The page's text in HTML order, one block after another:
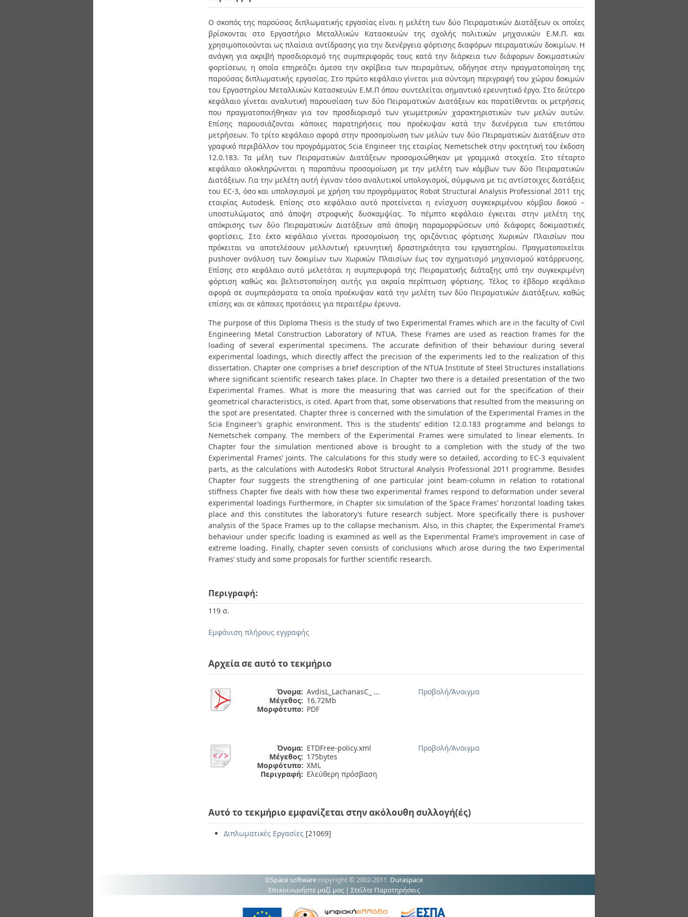
Ο σκοπός της παρούσας διπλωματικής εργασίας είναι η μελέτη των δύο Πειραματικών Διατάξεων οι οποίες
βρίσκονται στο Εργαστήριο Μεταλλικών Κατασκευών της σχολής πολιτικών μηχανικών Ε.Μ.Π. και
χρησιμοποιούνται ως πλαίσια αντίδρασης για την διενέργεια φόρτισης διαφόρων πειραματικών δοκιμίων. Η
ανάγκη για ακριβή προσδιορισμό της συμπεριφοράς τους κατά την διάρκεια των διάφορων δοκιμαστικών
φορτίσεων, η οποία επηρεάζει άμεσα την ακρίβεια των πειραμάτων, οδήγησε στην πραγματοποίηση της
παρούσας διπλωματικής εργασίας. Στο πρώτο κεφάλαιο γίνεται μια σύντομη περιγραφή του χώρου δοκιμών
του Εργαστηρίου Μεταλλικών Κατασκευών Ε.Μ.Π όπου συντελείται σημαντικό ερευνητικό έργο. Στο δεύτερο
κεφάλαιο γίνεται αναλυτική παρουσίαση των δύο Πειραματικών Διατάξεων και παρατίθενται οι μετρήσεις
που πραγματοποιήθηκαν για τον προσδιορισμό των γεωμετρικών χαρακτηριστικών των μελών αυτών.
Επίσης παρουσιάζονται κάποιες παρατηρήσεις που προέκυψαν κατά την διενέργεια των επιτόπου
μετρήσεων. Το τρίτο κεφάλαιο αφορά στην προσομοίωση των μελών των δύο Πειραματικών Διατάξεων στο
γραφικό περιβάλλον του προγράμματος Scia Engineer της εταιρίας Nemetschek στην φοιτητική του έκδοση
12.0.183. Τα μέλη των Πειραματικών Διατάξεων προσομοιώθηκαν με γραμμικά στοιχεία. Στο τέταρτο
κεφάλαιο ολοκληρώνεται η παραπάνω προσομοίωση με την μελέτη των κόμβων των δύο Πειραματικών
Διατάξεων. Για την μελέτη αυτή έγιναν τόσο αναλυτικοί υπολογισμoί, σύμφωνα με τις αντίστοιχες διατάξεις
του EC-3, όσο και υπολογισμοί με χρήση του προγράμματος Robot Structural Analysis Professional 2011 της
εταιρίας Autodesk. Επίσης στο κεφάλαιο αυτό προτείνεται η ενίσχυση συγκεκριμένου κόμβου δοκού –
υποστυλώματος από άποψη στροφικής δυσκαμψίας. Το πέμπτο κεφάλαιο έγκειται στην μελέτη της
απόκρισης των δύο Πειραματικών Διατάξεων από άποψη παραμορφώσεων υπό διάφορες δοκιμαστικές
φορτίσεις. Στο έκτο κεφάλαιο γίνεται προσομοίωση της οριζόντιας φόρτισης Χωρικών Πλαισίων που
πρόκειται να αποτελέσουν μελλοντική ερευνητική δραστηριότητα του εργαστηρίου. Πραγματοποιείται
pushover ανάλυση των δοκιμίων των Χωρικών Πλαισίων έως τον σχηματισμό μηχανισμού κατάρρευσης.
Επίσης στο κεφάλαιο αυτό μελετάται η συμπεριφορά της Πειραματικής διάταξης υπό την συγκεκριμένη
φόρτιση καθώς και βελτιστοποίηση αυτής για ακραία περίπτωση φόρτισης. Τέλος το έβδομο κεφάλαιο
αφορά σε συμπεράσματα τα οποία προέκυψαν κατά την μελέτη των δύο Πειραματικών Διατάξεων, καθώς
επίσης και σε κάποιες προτάσεις για περαιτέρω έρευνα.
The purpose of this Diploma Thesis is the study of two Experimental Frames which are in the faculty of Civil
Engineering Metal Construction Laboratory of NTUΑ. These Frames are used as reaction frames for the
loading of several experimental specimens. The accurate definition of their behaviour during several
experimental loadings, which directly affect the precision of the experiments led to the realization of this
dissertation. Chapter one comprises a brief description of the NTUΑ Ιnstitute of Steel Structures installations
where significant scientific research takes place. In Chapter two there is a detailed presentation of the two
Experimental Frames. What is more the measuring that was carried out for the specification of their
geometrical characteristics, is cited. Apart from that, some observations that resulted from the measuring on
the spot are presentated. Chapter three is concerned with the simulation of the Experimental Frames in the
Scia Engineer’s graphic environment. This is the students’ edition 12.0.183 programme and belongs to
Nemetschek company. The members of the Experimental Frames were simulated to linear elements. In
Chapter four the simulation mentioned above is brought to a completion with the study of the two
Experimental Frames’ joints. The calculations for this study were so detailed, according to EC-3 equivalent
parts, as the calculations with Autodesk’s Robot Structural Analysis Professional 2011 programme. Besides
Chapter four suggests the strengthening of one particular joint beam-column in relation to rotational
stiffness Chapter five deals with how these two experimental frames respond to deformation under several
experimental loadings Furthermore, in Chapter six simulation of the Space Frames’ horizontal loading takes
place and this constitutes the laboratory’s future research subject. More specifically there is pushover
analysis of the Space Frames up to the collapse mechanism. Also, in this chapter, the Experimental Frame’s
behaviour under specific loading is examined as well as the Experimental Frame’s improvement in case of
extreme loading. Finally, chapter seven consists of conclusions which arose during the two Experimental
Frames’ study and some proposals for further scientific research.
Περιγραφή:
119 σ.
Εμφάνιση πλήρους εγγραφής
Αρχεία σε αυτό το τεκμήριο
Όνομα: AvdisL_LachanasC_ ...
Μέγεθος: 16.72Mb
Μορφότυπο: PDF
Προβολή/Άνοιγμα
Όνομα: ETDFree-policy.xml
Μέγεθος: 175bytes
Μορφότυπο: XML
Περιγραφή: Ελεύθερη πρόσβαση
Προβολή/Άνοιγμα
Αυτό το τεκμήριο εμφανίζεται στην ακόλουθη συλλογή(ές)
Διπλωματικές Εργασίες [21069]
DSpace software copyright © 2002-2011 Duraspace
Επικοινωνήστε μαζί μας | Στείλτε Παρατηρήσεις